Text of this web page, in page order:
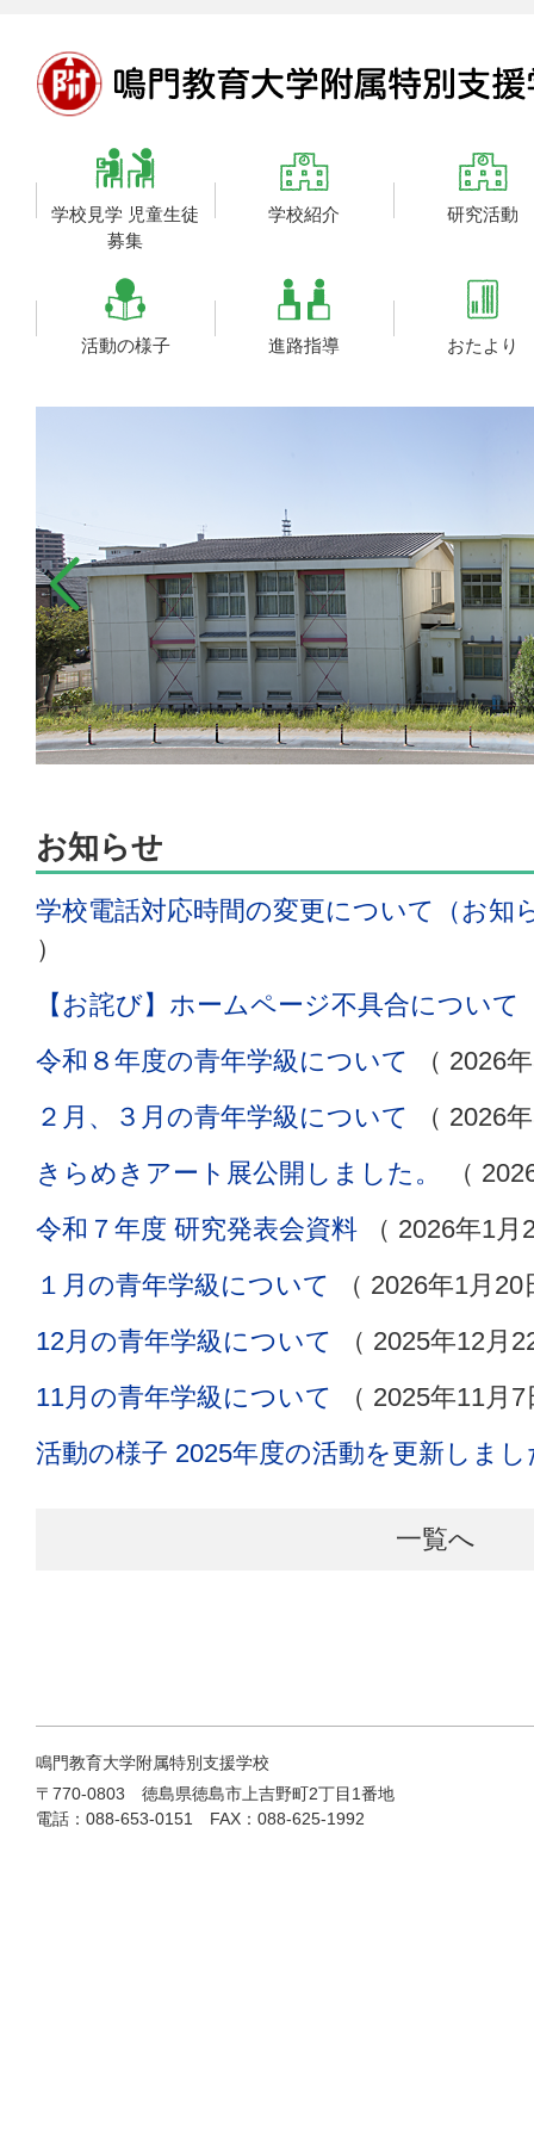
学校見学 児童生徒
募集
学校紹介 研究活動
活動の様子 進路指導 おたより
お知らせ
学校電話対応時間の変更について（お知
）
【お詫び】ホームページ不具合について
令和８年度の青年学級について
（ 2026
２月、３月の青年学級について
（ 2026
きらめきアート展公開しました。
（
令和７年度 研究発表会資料
（ 2026年1月
１月の青年学級について
（ 2026年1月20
12月の青年学級について
（ 2025年12月
11月の青年学級について
（ 2025年11月7
活動の様子 2025年度の活動を更新しまし
一覧へ
鳴門教育大学附属特別支援学校
〒770-0803 徳島県徳島市上吉野町2丁目1番地
電話：088-653-0151 FAX：088-625-1992